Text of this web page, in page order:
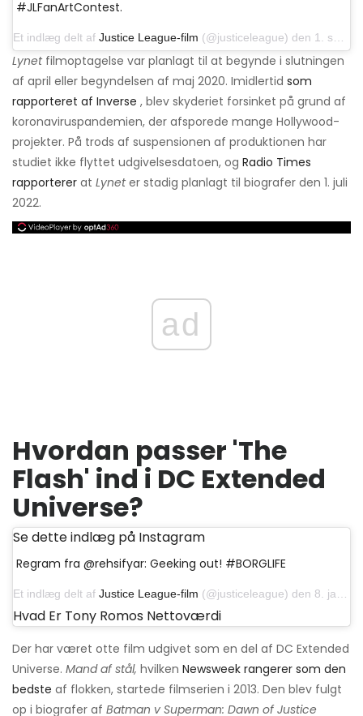
#JLFanArtContest.
Et indlæg delt af Justice League-film (@justiceleague) den 1. september 2017 kl. 10:57 PDT
Lynetfilmoptagelse var planlagt til at begynde i slutningen
af ​​april eller begyndelsen af ​​maj 2020. Imidlertid som
rapporteret af Inverse , blev skyderiet forsinket på grund af
koronaviruspandemien, der afsporede mange Hollywood-
projekter. På trods af suspensionen af ​​produktionen har
studiet ikke flyttet udgivelsesdatoen, og Radio Times
rapporterer at Lyneter stadig planlagt til biografer den 1. juli
2022.
ad
Hvordan passer 'The
Flash' ind i DC Extended
Universe?
Se dette indlæg på Instagram
Regram fra @rehsifyar: Geeking out! #BORGLIFE
Et indlæg delt af Justice League-film (@justiceleague) den 8. januar 2017 kl. 17.35 PST
Hvad Er Tony Romos Nettoværdi
Der har været otte film udgivet som en del af DC Extended
Universe. Mand af stål, hvilken Newsweek rangerer som den
bedste af flokken, startede filmserien i 2013. Den blev fulgt
op i biografer af Batman v Superman: Dawn of Justice